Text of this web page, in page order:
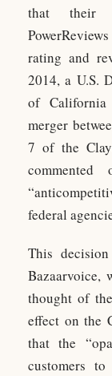
that their
rating and
2014, a U.S.
of
merger
7 of the
federal
This
Bazaarvoice,
thought of
effect on the
that the
customers